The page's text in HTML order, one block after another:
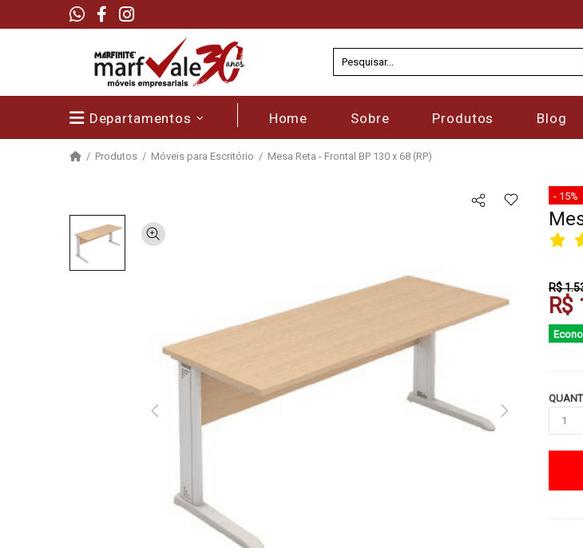
Departamentos Home Sobre Produtos Blog
Produtos Móveis para Escritório Mesa Reta - Frontal BP 130 x 68 (RP)
- 15%
R$